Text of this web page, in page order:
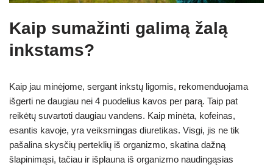
Kaip sumažinti galimą žalą
inkstams?
Kaip jau minėjome, sergant inkstų ligomis, rekomenduojama
išgerti ne daugiau nei 4 puodelius kavos per parą. Taip pat
reikėtų suvartoti daugiau vandens. Kaip minėta, kofeinas,
esantis kavoje, yra veiksmingas diuretikas. Visgi, jis ne tik
pašalina skysčių perteklių iš organizmo, skatina dažną
šlapinimąsi, tačiau ir išplauna iš organizmo naudingąsias